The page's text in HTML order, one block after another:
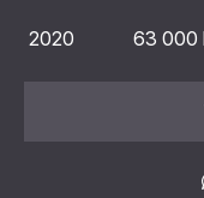
2020 63 000